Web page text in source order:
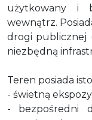
użytkowany i
wewnątrz.
drogi publicznej
niezbędną
Teren posiada
- świetną
- bezpośredni